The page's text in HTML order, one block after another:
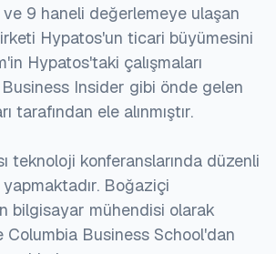
sistemleri
yapmak ve analiz etmek için
ihtiyaç vardır. Böyle personeli
analizi:
faydalı kuruluşlar devasa
9 haneli değerlemeye ulaşan
Hypatos'un ticari büyümesini
Hypatos'taki çalışmaları
Insider gibi önde gelen
tarafından ele alınmıştır.
teknoloji konferanslarında düzenli
Boğaziçi
bilgisayar mühendisi olarak
Columbia Business School'dan